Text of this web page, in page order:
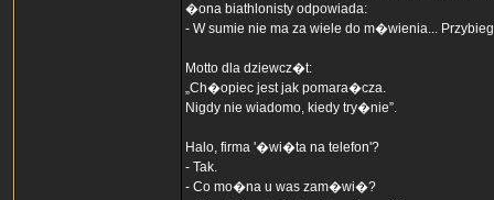
�ona biathlonisty odpowiada:
- W sumie nie ma za wiele do m�wienia...
Motto dla dziewcz�t:
„Ch�opiec jest jak pomara�cza.
Nigdy nie wiadomo, kiedy try�nie”.
Halo, firma '�wi�ta na telefon'?
- Tak.
- Co mo�na u was zam�wi�?